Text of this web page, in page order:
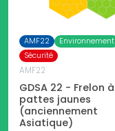
AMF22
Environnement
Sécurité
AMF22
GDSA 22 - Frelon à
pattes jaunes
(anciennement
Asiatique)